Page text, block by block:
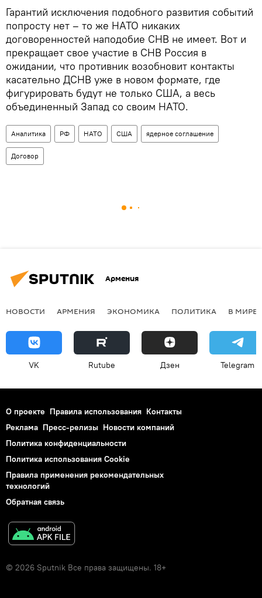
Гарантий исключения подобного развития событий
попросту нет – то же НАТО никаких
договоренностей наподобие СНВ не имеет. Вот и
прекращает свое участие в СНВ Россия в
ожидании, что противник возобновит контакты
касательно ДСНВ уже в новом формате, где
фигурировать будут не только США, а весь
объединенный Запад со своим НАТО.
Аналитика РФ НАТО США ядерное соглашение
Договор
Армения
НОВОСТИ АРМЕНИЯ ЭКОНОМИКА ПОЛИТИКА В МИРЕ
VK Rutube Дзен Telegram
О проекте Правила использования Контакты
Реклама Пресс-релизы Новости компаний
Политика конфиденциальности
Политика использования Cookie
Правила применения рекомендательных
технологий
Обратная связь
© 2026 Sputnik Все права защищены. 18+